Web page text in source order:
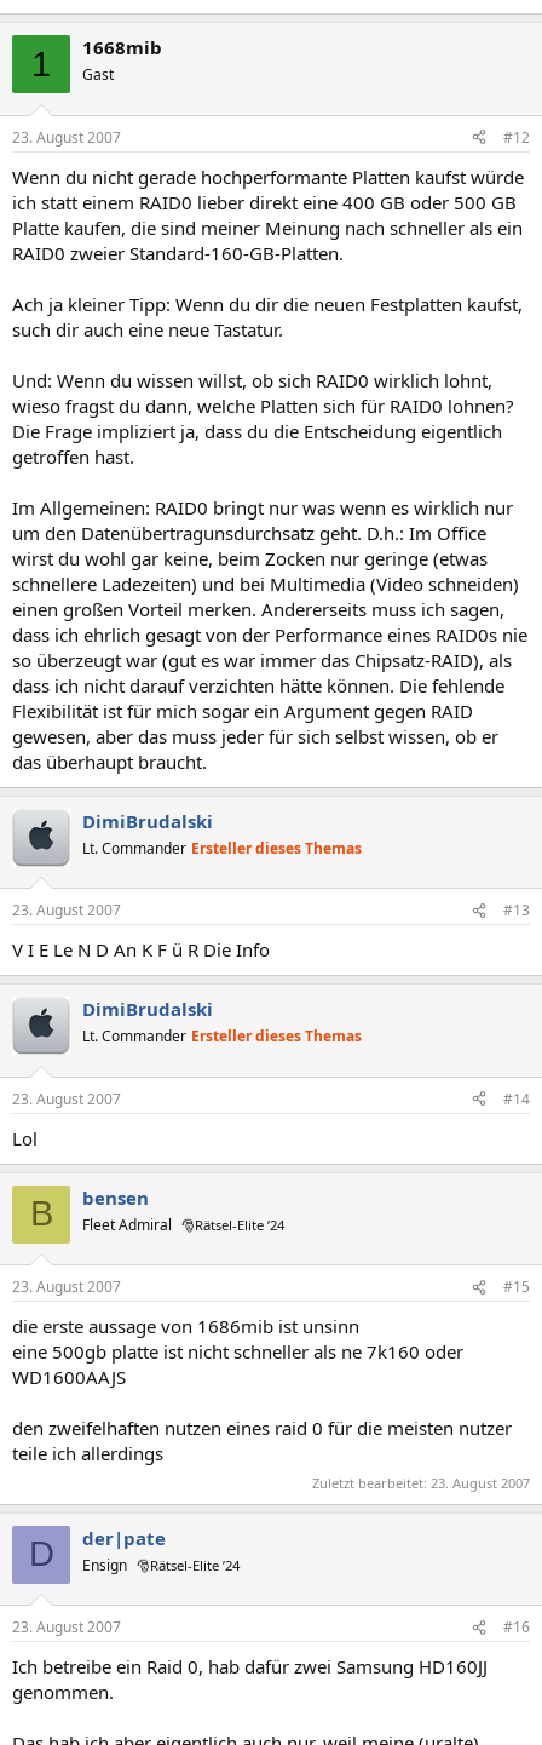
1 1668mib
Gast
23. August 2007 #12
Wenn du nicht gerade hochperformante Platten kaufst würde
ich statt einem RAID0 lieber direkt eine 400 GB oder 500 GB
Platte kaufen, die sind meiner Meinung nach schneller als ein
RAID0 zweier Standard-160-GB-Platten.
Ach ja kleiner Tipp: Wenn du dir die neuen Festplatten kaufst,
such dir auch eine neue Tastatur.
Und: Wenn du wissen willst, ob sich RAID0 wirklich lohnt,
wieso fragst du dann, welche Platten sich für RAID0 lohnen?
Die Frage impliziert ja, dass du die Entscheidung eigentlich
getroffen hast.
Im Allgemeinen: RAID0 bringt nur was wenn es wirklich nur
um den Datenübertragunsdurchsatz geht. D.h.: Im Office
wirst du wohl gar keine, beim Zocken nur geringe (etwas
schnellere Ladezeiten) und bei Multimedia (Video schneiden)
einen großen Vorteil merken. Andererseits muss ich sagen,
dass ich ehrlich gesagt von der Performance eines RAID0s nie
so überzeugt war (gut es war immer das Chipsatz-RAID), als
dass ich nicht darauf verzichten hätte können. Die fehlende
Flexibilität ist für mich sogar ein Argument gegen RAID
gewesen, aber das muss jeder für sich selbst wissen, ob er
das überhaupt braucht.
DimiBrudalski
Lt. Commander Ersteller dieses Themas
23. August 2007 #13
V I E Le N D An K F ü R Die Info
DimiBrudalski
Lt. Commander Ersteller dieses Themas
23. August 2007 #14
Lol
B bensen
Fleet Admiral 🎅Rätsel-Elite ’24
23. August 2007 #15
die erste aussage von 1686mib ist unsinn
eine 500gb platte ist nicht schneller als ne 7k160 oder
WD1600AAJS
den zweifelhaften nutzen eines raid 0 für die meisten nutzer
teile ich allerdings
Zuletzt bearbeitet: 23. August 2007
D der|pate
Ensign 🎅Rätsel-Elite ’24
23. August 2007 #16
Ich betreibe ein Raid 0, hab dafür zwei Samsung HD160JJ
genommen.